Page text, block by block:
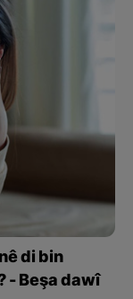
di bin
- Beşa dawî